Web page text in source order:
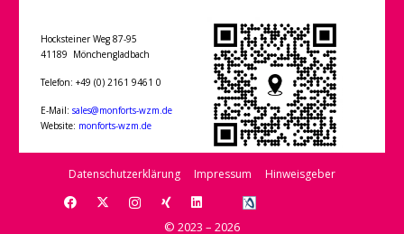
Hocksteiner Weg 87-95
41189 Mönchengladbach
Telefon: +49 (0) 2161 9461 0
E-Mail: sales@monforts-wzm.de
Website: monforts-wzm.de
Datenschutzerklärung Impressum Hinweisgeber
© 2023 – 2026